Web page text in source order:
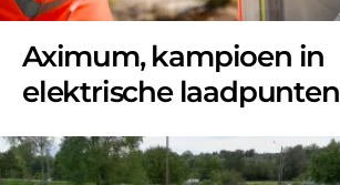
Aximum, kampioen in
elektrische laadpunten